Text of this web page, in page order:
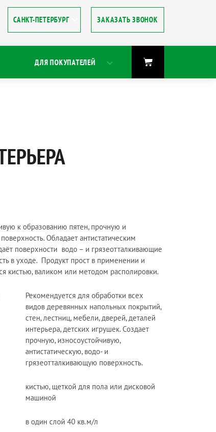
ЗАКАЗАТЬ ЗВОНОК
ДЛЯ ПОКУПАТЕЛЕЙ
к образованию пятен, прочную и
Обладает антистатическим
поверхности водо – и грязеотталкивающие
в уходе. Продукт прост в применении и
кистью, валиком или методом располировки.
Рекомендуется для обработки всех
видов деревянных напольных покрытий,
стен, лестниц, мебели, дверей, деталей
интерьера, детских игрушек. Создает
прочную, износоустойчивую,
антистатическую, водо- и
грязеотталкивающую поверхность.
кистью, щеткой для пола или дисковой
машиной
в один слой 40 кв.м/л